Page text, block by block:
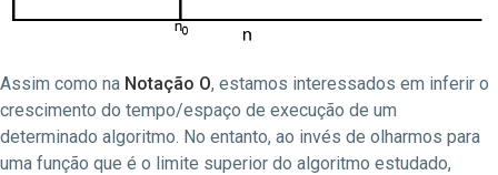
Assim como na Notação O, estamos interessados em inferir o
crescimento do tempo/espaço de execução de um
determinado algoritmo. No entanto, ao invés de olharmos para
uma função que é o limite superior do algoritmo estudado,